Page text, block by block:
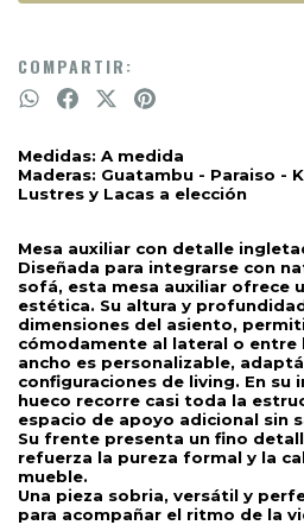
COMPARTIR:
Medidas: A medida
Maderas: Guatambu - Paraiso -
Lustres y Lacas a elección
Mesa auxiliar con detalle
Diseñada para integrarse con
sofá, esta mesa auxiliar ofrece
estética. Su altura y
dimensiones del asiento,
cómodamente al lateral o entre
ancho es personalizable,
configuraciones de living. En su
hueco recorre casi toda la
espacio de apoyo adicional sin
Su frente presenta un fino
refuerza la pureza formal y la
mueble.
Una pieza sobria, versátil y
para acompañar el ritmo de la